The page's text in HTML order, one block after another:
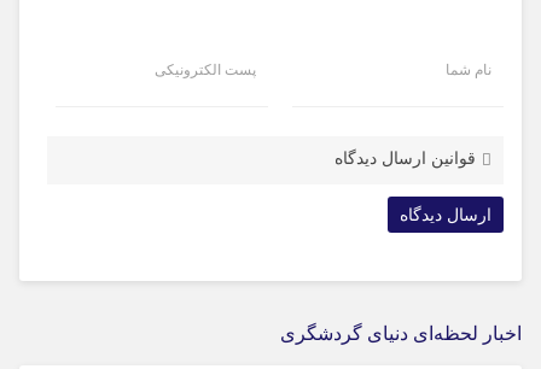
نام شما پست الکترونیکی
قوانین ارسال دیدگاه
اخبار لحظه‌ای دنیای گردشگری